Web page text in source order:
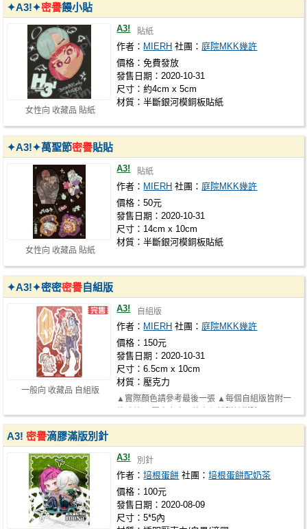
女性向 收藏品 貼紙
✦A3!✦密譽饅小貼
A3! 貼紙
作者： MIERH 社團： 庭院MKK幾許
價格：免費發放
發售日期：2020-10-31
尺寸：約4cm x 5cm
材質：半斷銀河模銅板貼紙
女性向 收藏品 貼紙
✦A3!✦萬聖節密譽貼貼
A3! 貼紙
作者： MIERH 社團： 庭院MKK幾許
價格：50元
發售日期：2020-10-31
尺寸：14cm x 10cm
材質：半斷銀河模銅板貼紙
一般向 收藏品 自組版
✦A3!✦密密密譽自組版
A3! 自組版
作者： MIERH 社團： 庭院MKK幾許
價格：150元
發售日期：2020-10-31
尺寸：6.5cm x 10cm
材質：壓克力
▲實際顏色請參考最後一張 ▲每個自組版皆附一
A3!密譽滴膠滿版別針
A3! 別針
作者：培根蛋餅 社團：培根蛋餅配奶茶
價格：100元
發售日期：2020-08-09
尺寸：5*5內